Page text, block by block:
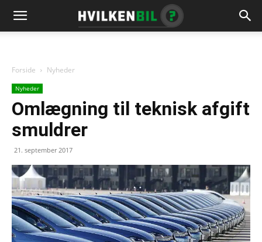
Forside Nyheder
Nyheder
Omlægning til teknisk afgift
smuldrer
21. september 2017